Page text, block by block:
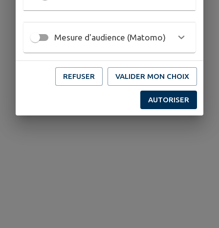
Mesure d'audience (Matomo)
REFUSER VALIDER MON CHOIX
AUTORISER